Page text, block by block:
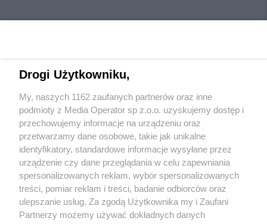
Wydawca mediówlokalnych
Nie zapomnij
zapoznać się z:
polityką prywatności regulamin korzystania z portali
Twojemiasto Skontakuj sięz nami
Drogi Użytkowniku,
My, naszych 1162 zaufanych partnerów oraz inne
podmioty z Media Operator sp z.o.o. uzyskujemy dostęp i
przechowujemy informacje na urządzeniu oraz
przetwarzamy dane osobowe, takie jak unikalne
identyfikatory, standardowe informacje wysyłane przez
urządzenie czy dane przeglądania w celu zapewniania
spersonalizowanych reklam, wybór spersonalizowanych
treści, pomiar reklam i treści, badanie odbiorców oraz
ulepszanie usług. Za zgodą Użytkownika my i Zaufani
Partnerzy możemy używać dokładnych danych